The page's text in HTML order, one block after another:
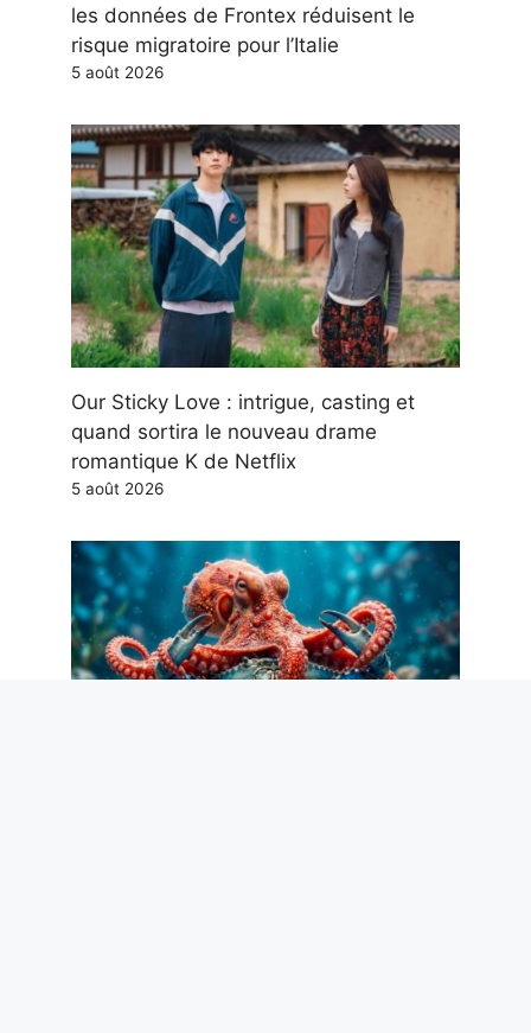
les données de Frontex réduisent le
risque migratoire pour l’Italie
5 août 2026
Our Sticky Love : intrigue, casting et
quand sortira le nouveau drame
romantique K de Netflix
5 août 2026